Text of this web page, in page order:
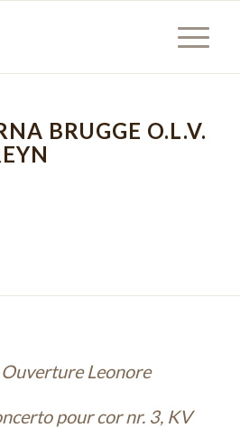
BRUGGE O.L.V.
Ouverture Leonore
pour cor nr. 3, KV